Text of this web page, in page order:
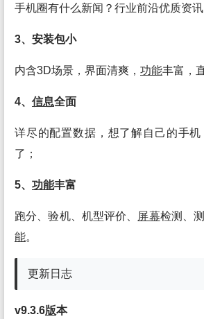
手机圈有什么新闻？行业前沿优质资讯
3、安装包小
内含3D场景，界面清爽， 功能丰富，
4、 信息全面
详尽的配置数据，想了解自己的手机
了；
5、 功能丰富
跑分、验机、机型评价、 屏幕检测、测
能。
更新日志
v9.3.6版本